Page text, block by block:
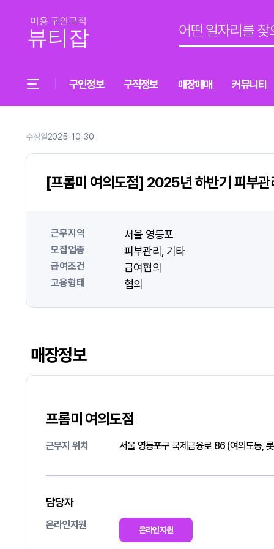
구인정보 구직정보 매장매매 커뮤니티
수정일2025-10-30
[프롬미 여의도점] 2025년 하반기 피부관
근무지역 서울 영등포
모집업종 피부관리 기타
급여조건 급여협의
고용형태 협의
매장정보
프롬미 여의도점
근무지 위치 서울 영등포구 국제금융로 86 (여의도동,
담당자
온라인지원 온라인지원